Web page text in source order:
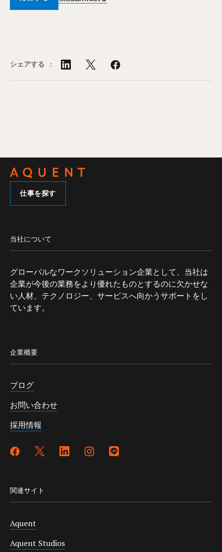
シェアする :
仕事を探す
当社について
グローバルなワークソリューション企業として、当社は
企業が今後の業務をより優れたものとするのに欠かせな
い人材、テクノロジー、サービスへ向かうサポートをし
ています。
企業概要
ブログ
お問い合わせ
採用情報
関連サイト
Aquent
Aquent Studios